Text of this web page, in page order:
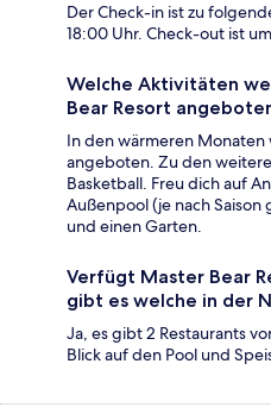
Der Check-in ist zu
18:00 Uhr. Check-out ist
Welche Aktivitäten
Bear Resort
In den wärmeren
angeboten. Zu den
Basketball. Freu dich auf
Außenpool (je nach
und einen Garten.
Verfügt Master Bear
gibt es welche in der
Ja, es gibt 2 Restaurants
Blick auf den Pool und